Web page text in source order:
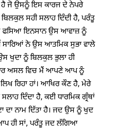
ਜੋ ਉਸਨੂੰ ਇਸ ਕਾਰਜ ਦੇ ਨੇਪਰੇ
ਬਿਲਕੁਲ ਸਹੀ ਸਲਾਹ ਦਿੰਦੀ ਹੈ, ਪਰੰਤੂ
ਫਸਿਆ ਇਨਸਾਨ ਉਸ ਆਵਾਜ਼ ਨੂੰ
ਸਾਰਿਆਂ ਨੇ ਉਸ ਆਤਮਿਕ ਸੁਭਾ ਵਾਲੇ
ਖੁਦਾ ਨੂੰ ਬਿਲਕੁਲ ਭੁਲਾ ਹੀ
ਅਸਲ ਵਿਚ ਮੈਂ ਆਪਣੇ ਆਪ ਨੂੰ
ਰਿਹਾ ਹਾਂ। ਆਖਿਰ ਕੌਣ ਹੈ, ਮੇਰੇ
ਦਿੰਦਾ ਹੈ, ਕਈ ਧਾਰਮਿਕ ਗ੍ਰੰਥਾਂ
ਦਾ ਨਾਮ ਦਿੱਤਾ ਹੈ। ਜਦ ਉਸ ਨੂੰ ਖੁਦ
ਹੀ ਸਾਂ, ਪਰੰਤੂ ਜਦ ਲੱਗਿਆ